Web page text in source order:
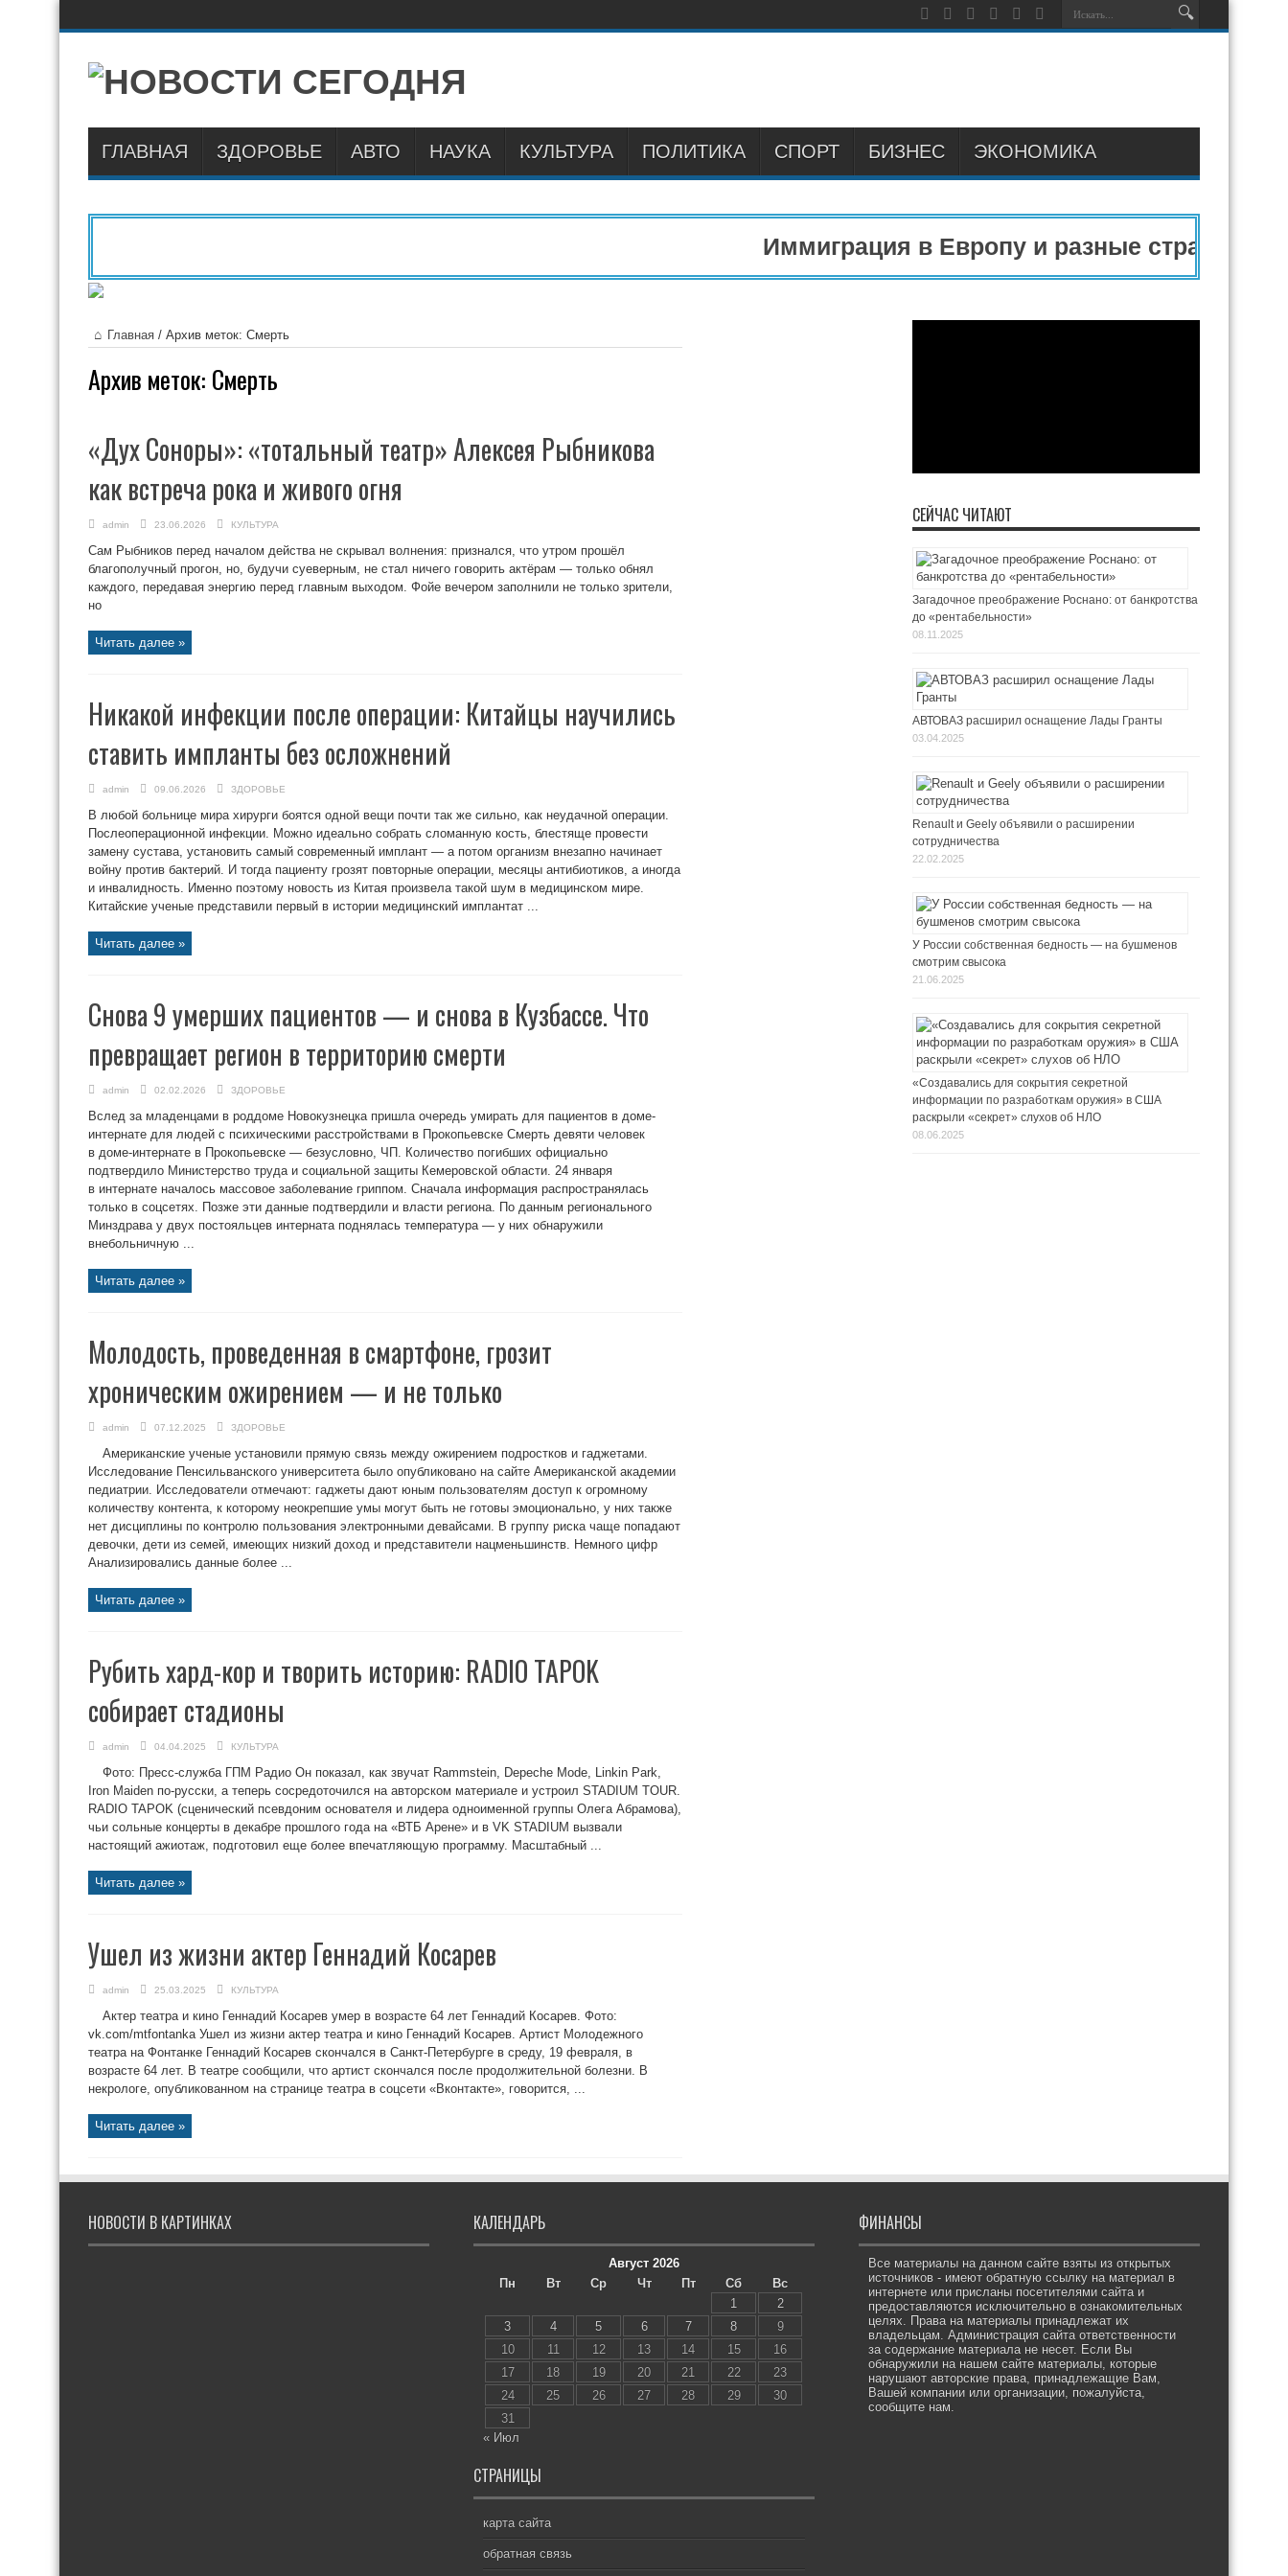
ГЛАВНАЯ ЗДОРОВЬЕ АВТО НАУКА КУЛЬТУРА ПОЛИТИКА СПОРТ БИЗНЕС ЭКОНОМИКА
Иммиграция в Европу и разные страны мира в
Главная / Архив меток: Смерть
Архив меток: Смерть
«Дух Соноры»: «тотальный театр» Алексея Рыбникова
как встреча рока и живого огня
admin 23.06.2026 КУЛЬТУРА
Сам Рыбников перед началом действа не скрывал волнения: признался, что утром прошёл
благополучный прогон, но, будучи суеверным, не стал ничего говорить актёрам — только обнял
каждого, передавая энергию перед главным выходом. Фойе вечером заполнили не только зрители,
но
Читать далее »
Никакой инфекции после операции: Китайцы научились
ставить импланты без осложнений
admin 09.06.2026 ЗДОРОВЬЕ
В любой больнице мира хирурги боятся одной вещи почти так же сильно, как неудачной операции.
Послеоперационной инфекции. Можно идеально собрать сломанную кость, блестяще провести
замену сустава, установить самый современный имплант — а потом организм внезапно начинает
войну против бактерий. И тогда пациенту грозят повторные операции, месяцы антибиотиков, а иногда
и инвалидность. Именно поэтому новость из Китая произвела такой шум в медицинском мире.
Китайские ученые представили первый в истории медицинский имплантат ...
Читать далее »
Снова 9 умерших пациентов — и снова в Кузбассе. Что
превращает регион в территорию смерти
admin 02.02.2026 ЗДОРОВЬЕ
Вслед за младенцами в роддоме Новокузнецка пришла очередь умирать для пациентов в доме-
интернате для людей с психическими расстройствами в Прокопьевске Смерть девяти человек
в доме-интернате в Прокопьевске — безусловно, ЧП. Количество погибших официально
подтвердило Министерство труда и социальной защиты Кемеровской области. 24 января
в интернате началось массовое заболевание гриппом. Сначала информация распространялась
только в соцсетях. Позже эти данные подтвердили и власти региона. По данным регионального
Минздрава у двух постояльцев интерната поднялась температура — у них обнаружили
внебольничную ...
Читать далее »
Молодость, проведенная в смартфоне, грозит
хроническим ожирением — и не только
admin 07.12.2025 ЗДОРОВЬЕ
Американские ученые установили прямую связь между ожирением подростков и гаджетами.
Исследование Пенсильванского университета было опубликовано на сайте Американской академии
педиатрии. Исследователи отмечают: гаджеты дают юным пользователям доступ к огромному
количеству контента, к которому неокрепшие умы могут быть не готовы эмоционально, у них также
нет дисциплины по контролю пользования электронными девайсами. В группу риска чаще попадают
девочки, дети из семей, имеющих низкий доход и представители нацменьшинств. Немного цифр
Анализировались данные более ...
Читать далее »
Рубить хард-кор и творить историю: RADIO TAPOK
собирает стадионы
admin 04.04.2025 КУЛЬТУРА
Фото: Пресс-служба ГПМ Радио Он показал, как звучат Rammstein, Depeche Mode, Linkin Park,
Iron Maiden по-русски, а теперь сосредоточился на авторском материале и устроил STADIUM TOUR.
RADIO TAPOK (сценический псевдоним основателя и лидера одноименной группы Олега Абрамова),
чьи сольные концерты в декабре прошлого года на «ВТБ Арене» и в VK STADIUM вызвали
настоящий ажиотаж, подготовил еще более впечатляющую программу. Масштабный ...
Читать далее »
Ушел из жизни актер Геннадий Косарев
admin 25.03.2025 КУЛЬТУРА
Актер театра и кино Геннадий Косарев умер в возрасте 64 лет Геннадий Косарев. Фото:
vk.com/mtfontanka Ушел из жизни актер театра и кино Геннадий Косарев. Артист Молодежного
театра на Фонтанке Геннадий Косарев скончался в Санкт-Петербурге в среду, 19 февраля, в
возрасте 64 лет. В театре сообщили, что артист скончался после продолжительной болезни. В
некрологе, опубликованном на странице театра в соцсети «Вконтакте», говорится, ...
Читать далее »
СЕЙЧАС ЧИТАЮТ
Загадочное преображение Роснано: от банкротства
до «рентабельности»
08.11.2025
АВТОВАЗ расширил оснащение Лады Гранты
03.04.2025
Renault и Geely объявили о расширении
сотрудничества
22.02.2025
У России собственная бедность — на бушменов
смотрим свысока
21.06.2025
«Создавались для сокрытия секретной
информации по разработкам оружия» в США
раскрыли «секрет» слухов об НЛО
08.06.2025
НОВОСТИ В КАРТИНКАХ КАЛЕНДАРЬ
Август 2026
Пн
Вт Ср Чт Пт Сб
Вс
1
2
3
4 5 6 7 8
9
10
11 12 13 14 15
16
17
18 19 20 21 22
23
24
25 26 27 28 29
30
31
« Июл
СТРАНИЦЫ
карта сайта
обратная связь
ФИНАНСЫ
Все материалы на данном сайте взяты из открытых
источников - имеют обратную ссылку на материал в
интернете или присланы посетителями сайта и
предоставляются исключительно в ознакомительных
целях. Права на материалы принадлежат их
владельцам. Администрация сайта ответственности
за содержание материала не несет. Если Вы
обнаружили на нашем сайте материалы, которые
нарушают авторские права, принадлежащие Вам,
Вашей компании или организации, пожалуйста,
сообщите нам.